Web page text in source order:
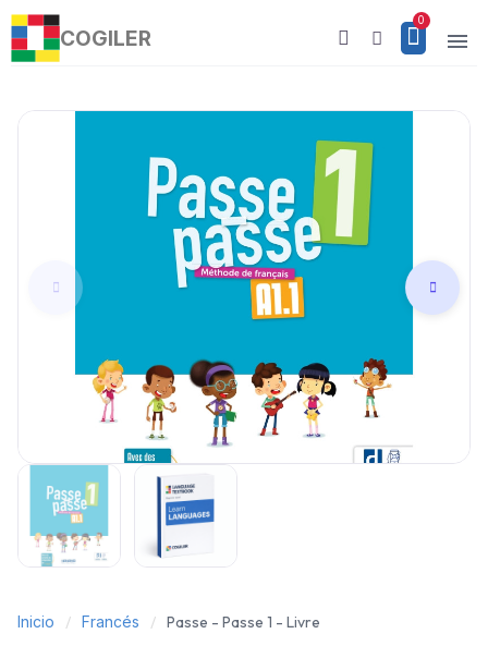
COGILER
Inicio Francés Passe - Passe 1 - Livre